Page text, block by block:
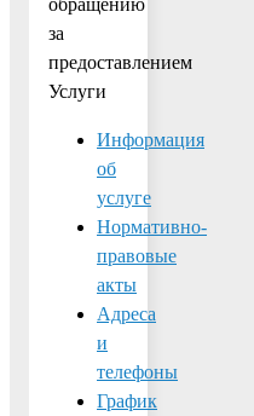
за
предоставлением
Услуги
Информация
об
услуге
Нормативно-
правовые
акты
Адреса
и
телефоны
График